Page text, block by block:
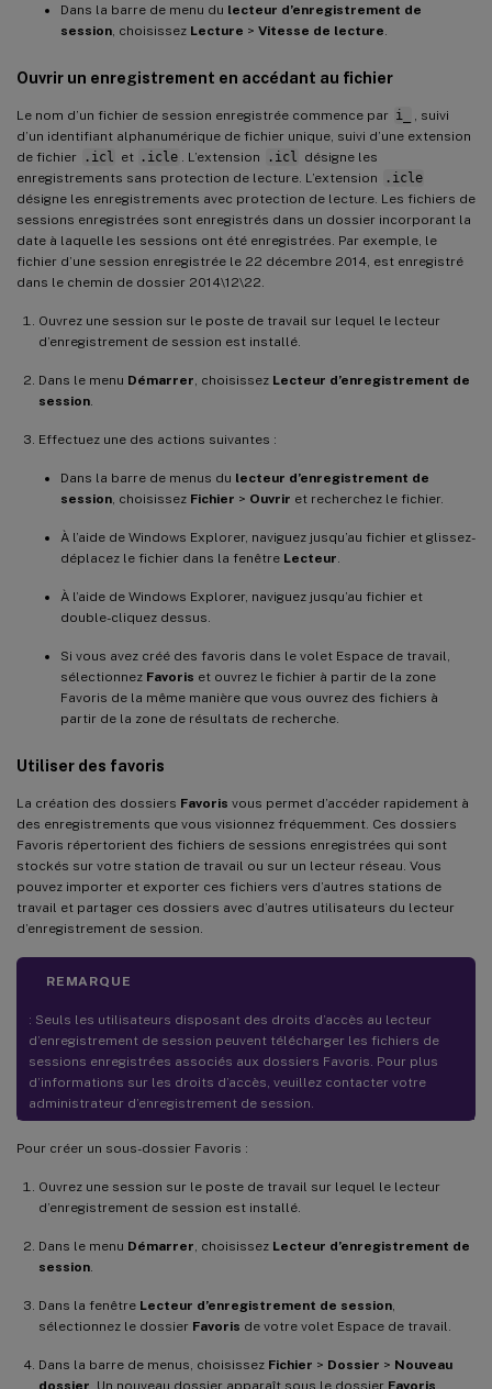
Dans la barre de menu du lecteur d’enregistrement de
session , choisissez Lecture > Vitesse de lecture
Ouvrir un enregistrement en accédant au fichier
Le nom d’un fichier de session enregistrée commence par i_
, suivi
d’un identifiant alphanumérique de fichier unique, suivi d’une extension
de fichier
.icl et .icle . L’extension .icl
désigne les
enregistrements sans protection de lecture. L’extension
.icle
désigne les enregistrements avec protection de lecture. Les fichiers de
sessions enregistrées sont enregistrés dans un dossier incorporant la
date à laquelle les sessions ont été enregistrées. Par exemple, le
fichier d’une session enregistrée le 22 décembre 2014, est enregistré
dans le chemin de dossier 2014\12\22.
Ouvrez une session sur le poste de travail sur lequel le lecteur
d’enregistrement de session est installé.
Dans le menu Démarrer , choisissez Lecteur d’enregistrement de
session
Effectuez une des actions suivantes :
Dans la barre de menus du lecteur d’enregistrement de
session , choisissez Fichier > Ouvrir et recherchez le fichier.
À l’aide de Windows Explorer, naviguez jusqu’au fichier et glissez-
déplacez le fichier dans la fenêtre Lecteur
À l’aide de Windows Explorer, naviguez jusqu’au fichier et
double-cliquez dessus.
Si vous avez créé des favoris dans le volet Espace de travail,
sélectionnez Favoris et ouvrez le fichier à partir de la zone
Favoris de la même manière que vous ouvrez des fichiers à
partir de la zone de résultats de recherche.
Utiliser des favoris
La création des dossiers Favoris vous permet d’accéder rapidement à
des enregistrements que vous visionnez fréquemment. Ces dossiers
Favoris répertorient des fichiers de sessions enregistrées qui sont
stockés sur votre station de travail ou sur un lecteur réseau. Vous
pouvez importer et exporter ces fichiers vers d’autres stations de
travail et partager ces dossiers avec d’autres utilisateurs du lecteur
d’enregistrement de session.
REMARQUE
: Seuls les utilisateurs disposant des droits d’accès au lecteur
d’enregistrement de session peuvent télécharger les fichiers de
sessions enregistrées associés aux dossiers Favoris. Pour plus
d’informations sur les droits d’accès, veuillez contacter votre
administrateur d’enregistrement de session.
Pour créer un sous-dossier Favoris :
Ouvrez une session sur le poste de travail sur lequel le lecteur
d’enregistrement de session est installé.
Dans le menu Démarrer , choisissez Lecteur d’enregistrement de
session
Dans la fenêtre Lecteur d’enregistrement de session
sélectionnez le dossier Favoris de votre volet Espace de travail.
Dans la barre de menus, choisissez Fichier > Dossier > Nouveau
dossier . Un nouveau dossier apparaît sous le dossier Favoris